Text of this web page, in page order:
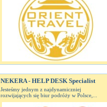
NEKERA - HELP DESK Specialist
Jesteśmy jednym z najdynamiczniej
rozwijających się biur podróży w Polsce,...